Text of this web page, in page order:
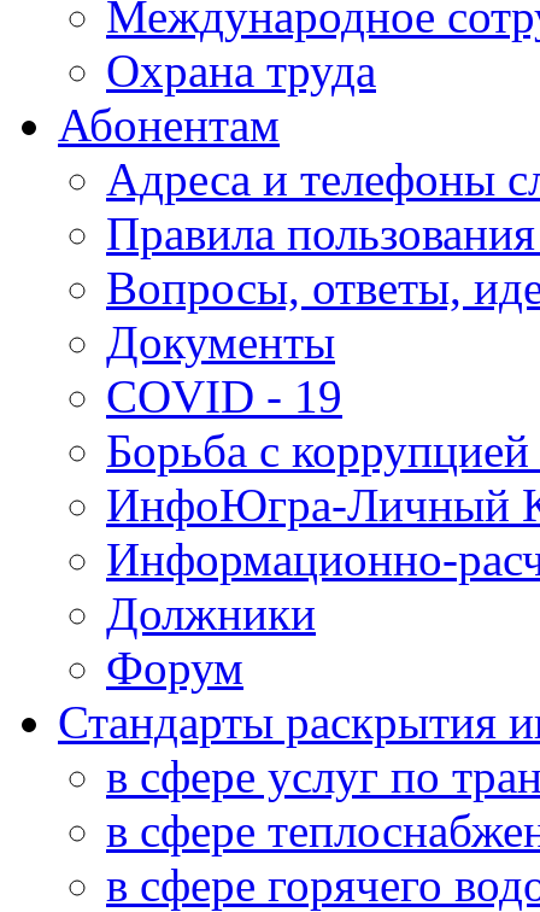
Международное
Охрана труда
Абонентам
Адреса и телефоны
Правила
Вопросы, ответы,
Документы
COVID - 19
Борьба с
ИнфоЮгра-Личный
Информационно-
Должники
Форум
Стандарты раскрытия
в сфере услуг по
в сфере
в сфере горячего